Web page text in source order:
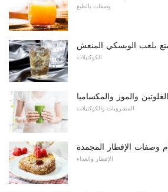
وصفات بالطبع
بلعب الويسكي المنعش
الكوكتيلات
والموز والمكساميا
المشروبات والكوكتيلات
وصفات الإفطار المجمدة
الإفطار والغداء